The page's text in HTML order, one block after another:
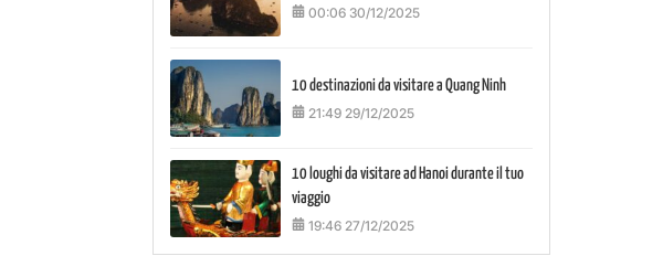
00:06 30/12/2025
10 destinazioni da visitare a Quang Ninh
21:49 29/12/2025
10 loughi da visitare ad Hanoi durante il tuo
viaggio
19:46 27/12/2025